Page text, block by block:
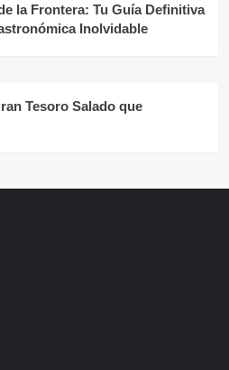
la Frontera: Tu Guía Definitiva
Inolvidable
Tesoro Salado que